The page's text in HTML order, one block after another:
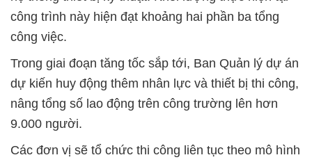
công trình này hiện đạt khoảng hai phần ba tổng
công việc.
Trong giai đoạn tăng tốc sắp tới, Ban Quản lý dự án
dự kiến huy động thêm nhân lực và thiết bị thi công,
nâng tổng số lao động trên công trường lên hơn
9.000 người.
Các đơn vị sẽ tổ chức thi công liên tục theo mô hình